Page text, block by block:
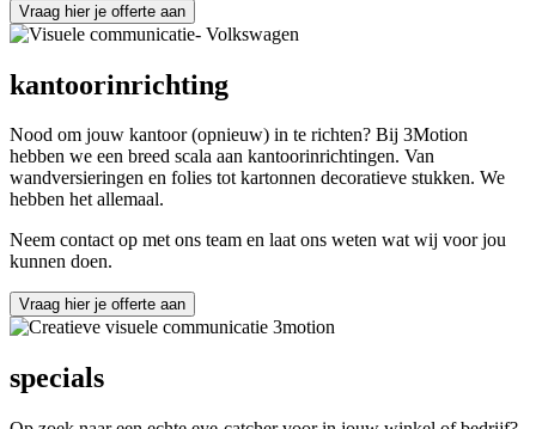
Vraag hier je offerte aan
kantoorinrichting
Nood om jouw kantoor (opnieuw) in te richten? Bij 3Motion
hebben we een breed scala aan kantoorinrichtingen. Van
wandversieringen en folies tot kartonnen decoratieve stukken. We
hebben het allemaal.
Neem contact op met ons team en laat ons weten wat wij voor jou
kunnen doen.
Vraag hier je offerte aan
specials